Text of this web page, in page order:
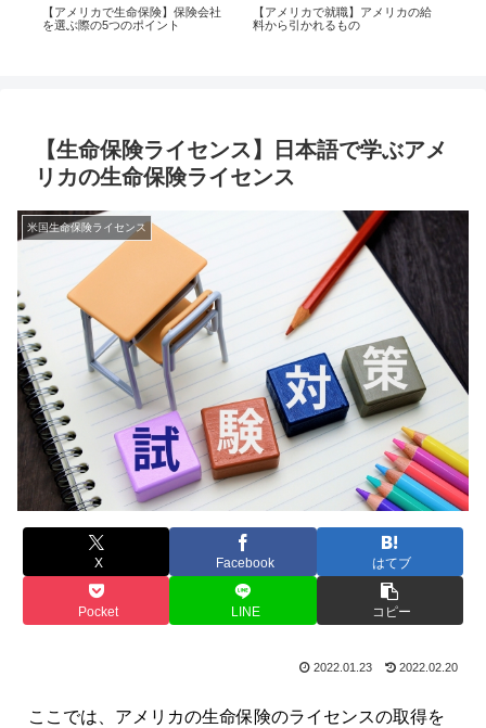
【アメリカで生命保険】保険会社
を選ぶ際の5つのポイント
【アメリカで就職】アメリカの給
料から引かれるもの
【生命保険ライセンス】日本語で学ぶアメ
リカの生命保険ライセンス
米国生命保険ライセンス
X Facebook はてブ
Pocket LINE コピー
2022.01.23 2022.02.20
ここでは、アメリカの生命保険のライセンスの取得を